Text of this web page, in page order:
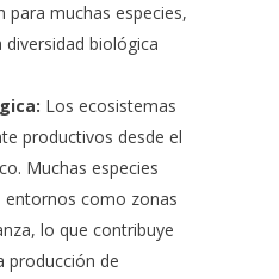
para muchas especies,
biológica
Los ecosistemas
productivos desde el
Muchas especies
entornos como zonas
lo que contribuye
producción de